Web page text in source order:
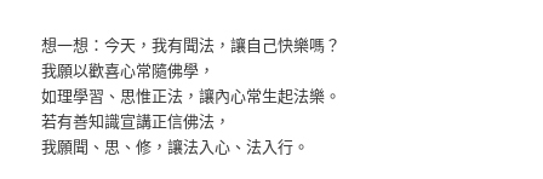
想一想：今天，我有聞法，讓自己快樂嗎？
我願以歡喜心常隨佛學，
如理學習、思惟正法，讓內心常生起法樂。
若有善知識宣講正信佛法，
我願聞、思、修，讓法入心、法入行。